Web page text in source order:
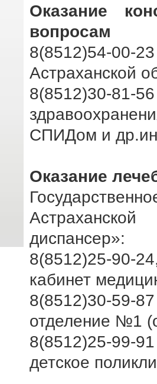
Оказание
вопросам
8(8512)54-
Астраханской
8(8512)30-81-
СПИДом и
Оказание
диспансер»:
8(8512)25-90-
кабинет
8(8512)30-59-
отделение №1
8(8512)25-99-
детское